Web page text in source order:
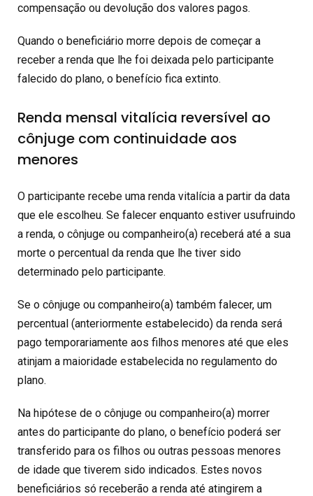
compensação ou devolução dos valores pagos.
Quando o beneficiário morre depois de começar a
receber a renda que lhe foi deixada pelo participante
falecido do plano, o benefício fica extinto.
Renda mensal vitalícia reversível ao
cônjuge com continuidade aos
menores
O participante recebe uma renda vitalícia a partir da data
que ele escolheu. Se falecer enquanto estiver usufruindo
a renda, o cônjuge ou companheiro(a) receberá até a sua
morte o percentual da renda que lhe tiver sido
determinado pelo participante.
Se o cônjuge ou companheiro(a) também falecer, um
percentual (anteriormente estabelecido) da renda será
pago temporariamente aos filhos menores até que eles
atinjam a maioridade estabelecida no regulamento do
plano.
Na hipótese de o cônjuge ou companheiro(a) morrer
antes do participante do plano, o benefício poderá ser
transferido para os filhos ou outras pessoas menores
de idade que tiverem sido indicados. Estes novos
beneficiários só receberão a renda até atingirem a